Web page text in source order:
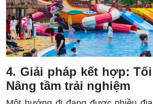
4. Giải pháp kết hợp:
Nâng tầm trải nghiệm